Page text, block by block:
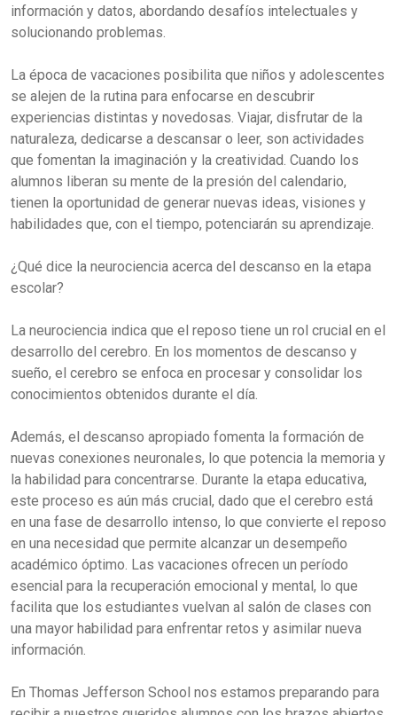
información y datos, abordando desafíos intelectuales y
solucionando problemas.
La época de vacaciones posibilita que niños y adolescentes
se alejen de la rutina para enfocarse en descubrir
experiencias distintas y novedosas. Viajar, disfrutar de la
naturaleza, dedicarse a descansar o leer, son actividades
que fomentan la imaginación y la creatividad. Cuando los
alumnos liberan su mente de la presión del calendario,
tienen la oportunidad de generar nuevas ideas, visiones y
habilidades que, con el tiempo, potenciarán su aprendizaje.
¿Qué dice la neurociencia acerca del descanso en la etapa
escolar?
La neurociencia indica que el reposo tiene un rol crucial en el
desarrollo del cerebro. En los momentos de descanso y
sueño, el cerebro se enfoca en procesar y consolidar los
conocimientos obtenidos durante el día.
Además, el descanso apropiado fomenta la formación de
nuevas conexiones neuronales, lo que potencia la memoria y
la habilidad para concentrarse. Durante la etapa educativa,
este proceso es aún más crucial, dado que el cerebro está
en una fase de desarrollo intenso, lo que convierte el reposo
en una necesidad que permite alcanzar un desempeño
académico óptimo. Las vacaciones ofrecen un período
esencial para la recuperación emocional y mental, lo que
facilita que los estudiantes vuelvan al salón de clases con
una mayor habilidad para enfrentar retos y asimilar nueva
información.
En Thomas Jefferson School nos estamos preparando para